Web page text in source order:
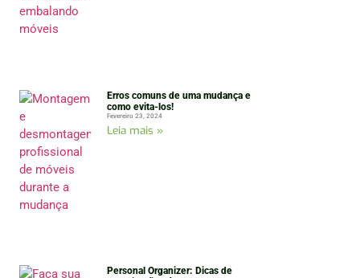
Erros comuns de uma mudança e
como evita-los!
Fevereiro 23, 2024
Leia mais »
Personal Organizer: Dicas de